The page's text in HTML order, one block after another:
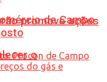
promove ações
o
de Campo